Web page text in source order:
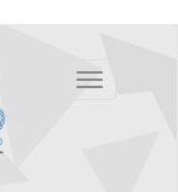
Toggle